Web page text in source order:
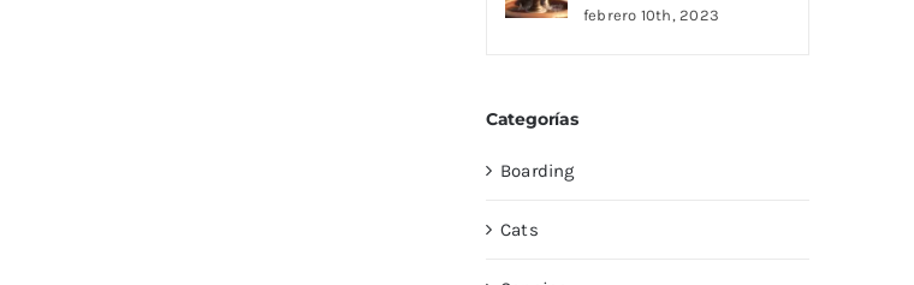
febrero 10th, 2023
Categorías
Boarding
Cats